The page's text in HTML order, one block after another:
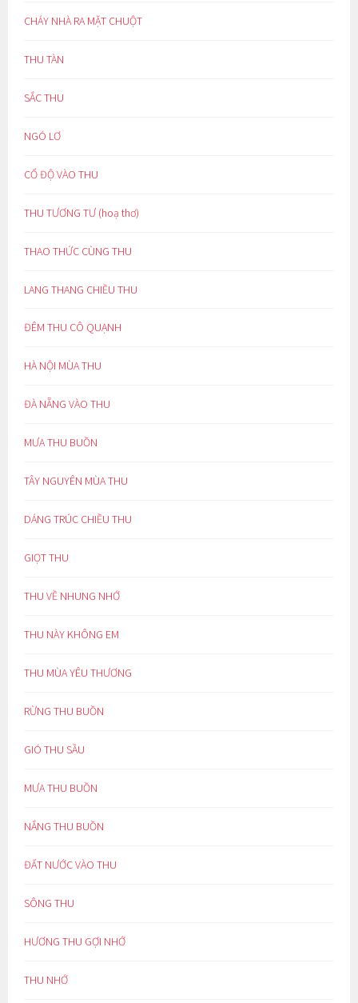
CHÁY NHÀ RA MẶT CHUỘT
THU TÀN
SẮC THU
NGÓ LƠ
CỔ ĐỘ VÀO THU
THU TƯƠNG TƯ (hoạ thơ)
THAO THỨC CÙNG THU
LANG THANG CHIỀU THU
ĐÊM THU CÔ QUẠNH
HÀ NỘI MÙA THU
ĐÀ NẴNG VÀO THU
MƯA THU BUỒN
TÂY NGUYÊN MÙA THU
DÁNG TRÚC CHIỀU THU
GIỌT THU
THU VỀ NHUNG NHỚ
THU NÀY KHÔNG EM
THU MÙA YÊU THƯƠNG
RỪNG THU BUỒN
GIÓ THU SẦU
MƯA THU BUỒN
NẮNG THU BUỒN
ĐẤT NƯỚC VÀO THU
SÔNG THU
HƯƠNG THU GỢI NHỚ
THU NHỚ